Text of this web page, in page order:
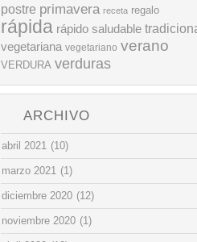
postre primavera receta regalo
rápida rápido saludable
vegetariana vegetariano verano
VERDURA verduras
ARCHIVO
abril 2021 (10)
marzo 2021 (1)
diciembre 2020 (12)
noviembre 2020 (1)